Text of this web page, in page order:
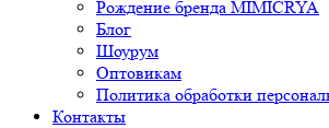
Рождение бренда MIMICRYA
Блог
Шоурум
Оптовикам
Политика обработки
Контакты